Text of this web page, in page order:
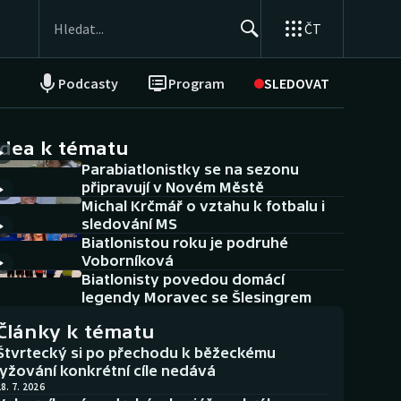
ČT
Podcasty Program SLEDOVAT
NEPŘEHLÉDNĚTE
Historické návraty
Aplikace ČT sport
AZ kvíz
k tématu
Parabiatlonistky se na sezonu
připravují v Novém Městě
Michal Krčmář o vztahu k fotbalu i
sledování MS
Biatlonistou roku je podruhé
Voborníková
Biatlonisty povedou domácí
legendy Moravec se Šlesingrem
k tématu
si po přechodu k běžeckému
konkrétní cíle nedává
7. 2026